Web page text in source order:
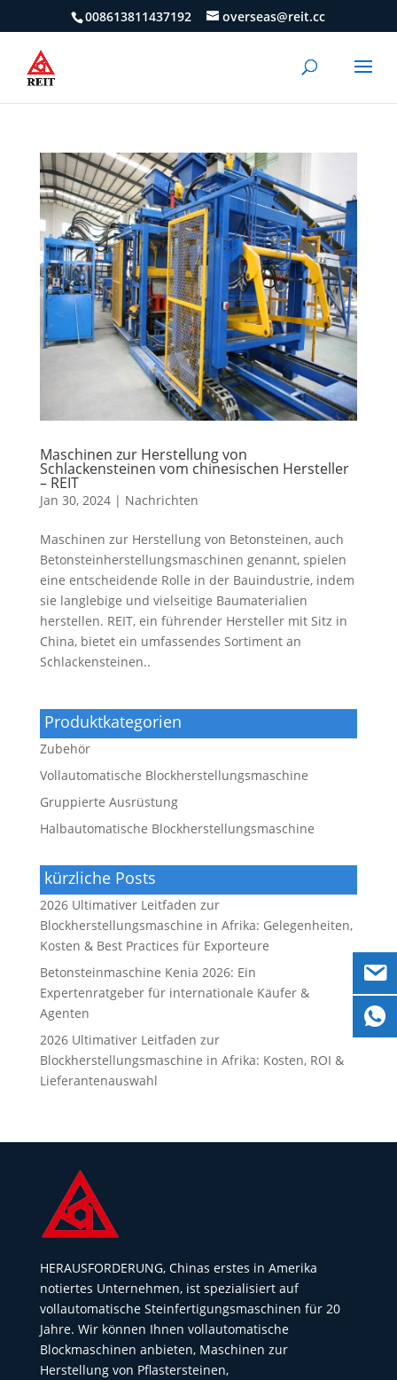
008613811437192 overseas@reit.cc
Maschinen zur Herstellung von
Schlackensteinen vom chinesischen Hersteller
– REIT
Jan 30, 2024| Nachrichten
Maschinen zur Herstellung von Betonsteinen, auch
Betonsteinherstellungsmaschinen genannt, spielen
eine entscheidende Rolle in der Bauindustrie, indem
sie langlebige und vielseitige Baumaterialien
herstellen. REIT, ein führender Hersteller mit Sitz in
China, bietet ein umfassendes Sortiment an
Schlackensteinen..
Produktkategorien
Zubehör
Vollautomatische Blockherstellungsmaschine
Gruppierte Ausrüstung
Halbautomatische Blockherstellungsmaschine
kürzliche Posts
2026 Ultimativer Leitfaden zur
Blockherstellungsmaschine in Afrika: Gelegenheiten,
Kosten & Best Practices für Exporteure
Betonsteinmaschine Kenia 2026: Ein
Expertenratgeber für internationale Käufer &
Agenten
2026 Ultimativer Leitfaden zur
Blockherstellungsmaschine in Afrika: Kosten, ROI &
Lieferantenauswahl
HERAUSFORDERUNG, Chinas erstes in Amerika
notiertes Unternehmen, ist spezialisiert auf
vollautomatische Steinfertigungsmaschinen für 20
Jahre. Wir können Ihnen vollautomatische
Blockmaschinen anbieten, Maschinen zur
Herstellung von Pflastersteinen,